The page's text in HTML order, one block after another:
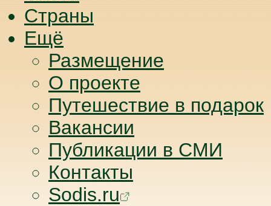
Страны
Ещё
Размещение
О проекте
Путешествие в подарок
Вакансии
Публикации в СМИ
Контакты
Sodis.ru